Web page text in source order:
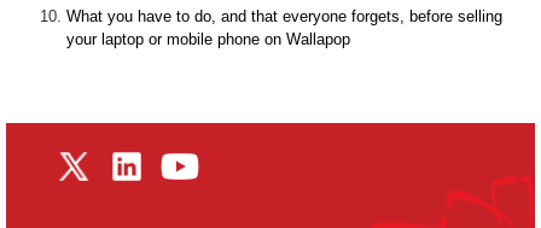
What you have to do, and that everyone forgets, before selling
your laptop or mobile phone on Wallapop